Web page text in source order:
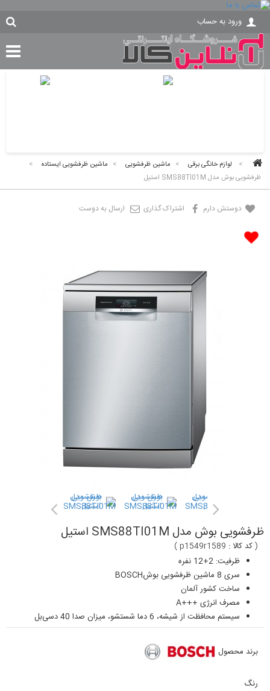
ورود به حساب
> لوازم خانگی برقی > ماشین ظرفشویی > ماشین ظرفشویی ایستاده
>
ظرفشویی بوش مدل SMS88TI01M استیل
دوستش دارم اشتراک گذاری ارسال به دوست
ظرفشویی بوش مدل SMS88TI01M استیل
(کد کالا : p1549r1589
)
ظرفیت: 2+12 نفره
سری 8 ماشین ظرفشویی بوشBOSCH
ساخت کشور آلمان
مصرف انرژی +++A
سیستم محافظت از شیشه، 6 دما شستشو، میزان صدا 40 دسی‌بل
برند محصول
رنگ